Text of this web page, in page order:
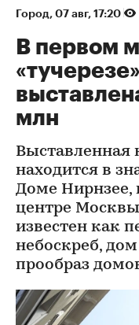
Город 07 авг, 17:20
В первом
млн
Выставленная
находится в
Доме Нирнзее,
центре Москвы
известен как
небоскреб,
прообраз